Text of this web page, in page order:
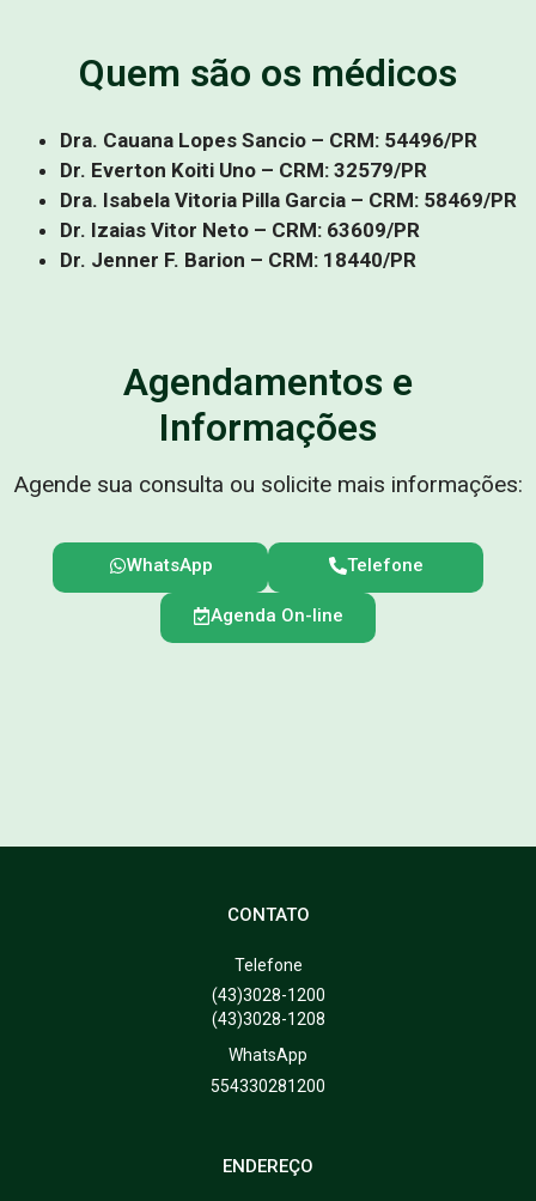
Quem são os médicos
Dra. Cauana Lopes Sancio – CRM: 54496/PR
Dr. Everton Koiti Uno – CRM: 32579/PR
Dra. Isabela Vitoria Pilla Garcia – CRM: 58469/PR
Dr. Izaias Vitor Neto – CRM: 63609/PR
Dr. Jenner F. Barion – CRM: 18440/PR
Agendamentos e
Informações
Agende sua consulta ou solicite mais informações:
WhatsApp Telefone
Agenda On-line
CONTATO
Telefone
(43)3028-1200
(43)3028-1208
WhatsApp
554330281200
ENDEREÇO